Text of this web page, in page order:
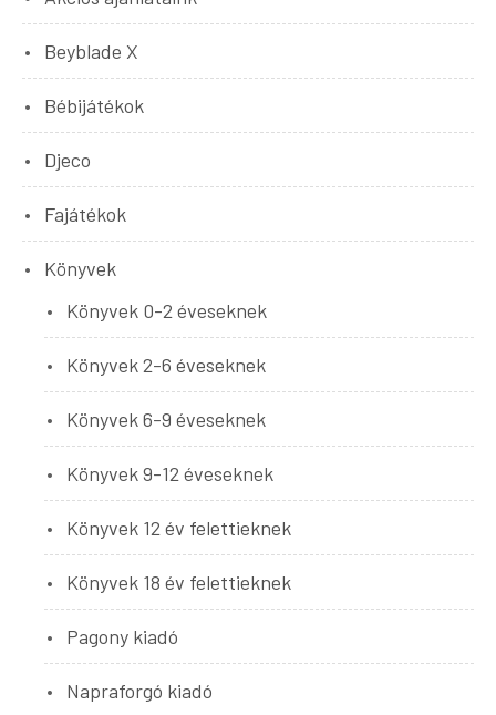
Beyblade X
Bébijátékok
Djeco
Fajátékok
Könyvek
Könyvek 0-2 éveseknek
Könyvek 2-6 éveseknek
Könyvek 6-9 éveseknek
Könyvek 9-12 éveseknek
Könyvek 12 év felettieknek
Könyvek 18 év felettieknek
Pagony kiadó
Napraforgó kiadó